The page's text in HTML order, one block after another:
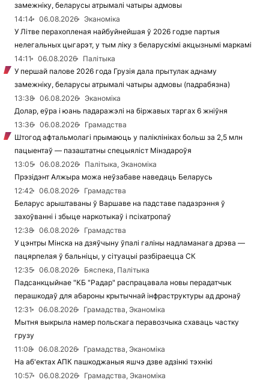
замежніку, беларусы атрымалі чатыры адмовы
14:14
06.08.2026
Эканоміка
У Літве перахопленая найбуйнейшая ў 2026 годзе партыя
нелегальных цыгарэт, у тым ліку з беларускімі акцызнымі маркамі
14:11
06.08.2026
Палітыка
У першай палове 2026 года Грузія дала прытулак аднаму
замежніку, беларусы атрымалі чатыры адмовы (падрабязна)
13:38
06.08.2026
Эканоміка
Долар, еўра і юань падаражэлі на біржавых таргах 6 жніўня
13:36
06.08.2026
Грамадства
Штогод афтальмолагі прымаюць у паліклініках больш за 2,5 млн
пацыентаў — пазаштатны спецыяліст Мінздароўя
13:05
06.08.2026
Палітыка, Эканоміка
Прэзідэнт Алжыра можа неўзабаве наведаць Беларусь
12:42
06.08.2026
Грамадства
Беларус арыштаваны ў Варшаве на падставе падазрэння ў
захоўванні і збыце наркотыкаў і псіхатропаў
12:38
06.08.2026
Грамадства
У цэнтры Мінска на дзяўчыну ўпалі галіны надламанага дрэва —
пацярпелая ў бальніцы, у сітуацыі разбіраецца СК
12:35
06.08.2026
Бяспека, Палітыка
Падсанкцыйнае "КБ "Радар" распрацавала новы перадатчык
перашкодаў для абароны крытычнай інфраструктуры ад дронаў
12:31
06.08.2026
Грамадства, Эканоміка
Мытня выкрыла намер польскага перавозчыка схаваць частку
грузу
11:08
06.08.2026
Грамадства, Эканоміка
На аб'ектах АПК пашкоджаныя яшчэ дзве адзінкі тэхнікі
10:57
06.08.2026
Грамадства, Эканоміка